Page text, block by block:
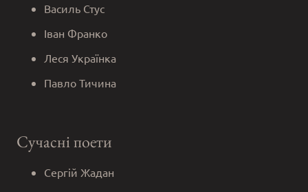
Василь Стус
Іван Франко
Леся Українка
Павло Тичина
Сучасні поети
Сергій Жадан